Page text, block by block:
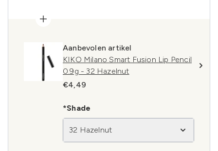
Aanbevolen artikel
KIKO Milano Smart Fusion Lip Pencil
0.9g - 32 Hazelnut
€4,49
*Shade
32 Hazelnut